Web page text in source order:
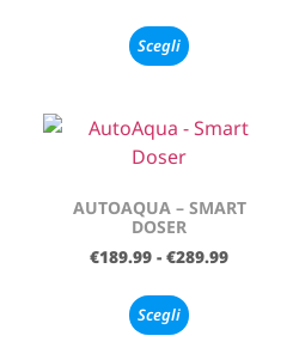
Scegli
AUTOAQUA – SMART
DOSER
€189.99 - €289.99
Scegli